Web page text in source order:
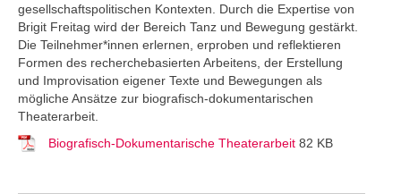
gesellschaftspolitischen Kontexten. Durch die Expertise von
Brigit Freitag wird der Bereich Tanz und Bewegung gestärkt.
Die Teilnehmer*innen erlernen, erproben und reflektieren
Formen des recherchebasierten Arbeitens, der Erstellung
und Improvisation eigener Texte und Bewegungen als
mögliche Ansätze zur biografisch-dokumentarischen
Theaterarbeit.
Biografisch-Dokumentarische Theaterarbeit 82 KB